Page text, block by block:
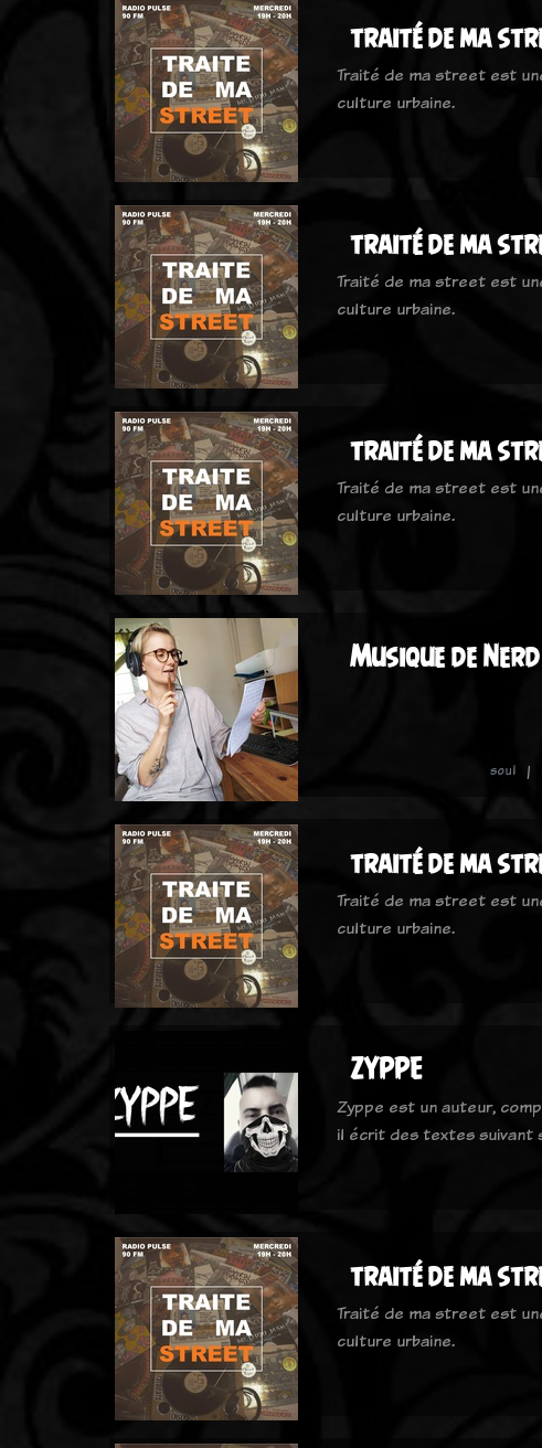
traité de ma
Traité de ma street est
culture urbaine.
traité de ma
Traité de ma street est
culture urbaine.
traité de ma
Traité de ma street est
culture urbaine.
Musique de
soul
traité de ma
Traité de ma street est
culture urbaine.
ZYPPE
Zyppe est un auteur,
il écrit des textes suivant
traité de ma
Traité de ma street est
culture urbaine.